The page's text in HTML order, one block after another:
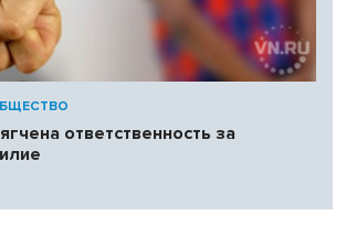
ответственность за